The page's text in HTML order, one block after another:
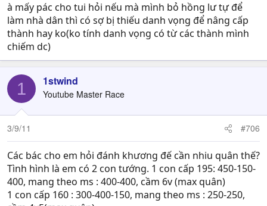
à mấy pác cho tui hỏi nếu mà mình bỏ hồng lư tự để
làm nhà dân thì có sợ bị thiếu danh vọng để nâng cấp
thành hay ko(ko tính danh vọng có từ các thành mình
chiếm dc)
1 1stwind
Youtube Master Race
3/9/11 #706
Các bác cho em hỏi đánh khương đế cần nhiu quân thế?
Tình hình là em có 2 con tướng. 1 con cấp 195: 450-150-
400, mang theo ms : 400-400, cầm 6v (max quân)
1 con cấp 160 : 300-400-150, mang theo ms : 250-250,